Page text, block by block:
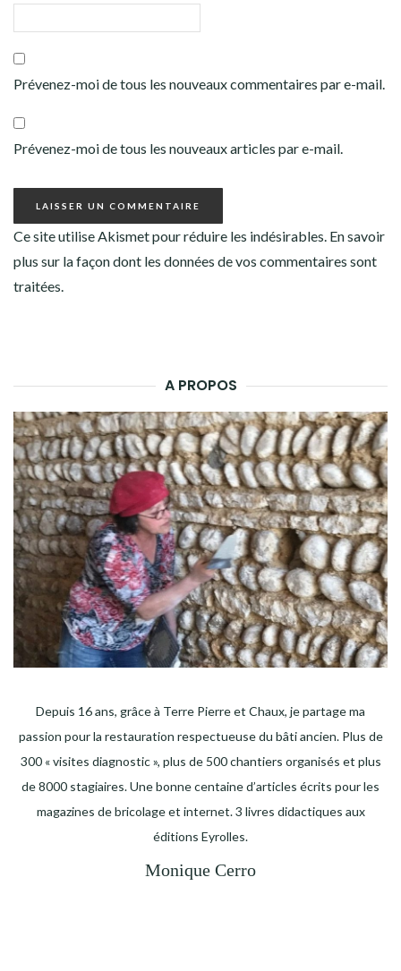
Prévenez-moi de tous les nouveaux commentaires par e-mail.
Prévenez-moi de tous les nouveaux articles par e-mail.
Ce site utilise Akismet pour réduire les indésirables. En savoir
plus sur la façon dont les données de vos commentaires sont
traitées
A PROPOS
Depuis 16 ans, grâce à Terre Pierre et Chaux, je partage ma
passion pour la restauration respectueuse du bâti ancien. Plus de
300 « visites diagnostic », plus de 500 chantiers organisés et plus
de 8000 stagiaires. Une bonne centaine d’articles écrits pour les
magazines de bricolage et internet. 3 livres didactiques aux
éditions Eyrolles.
Monique Cerro